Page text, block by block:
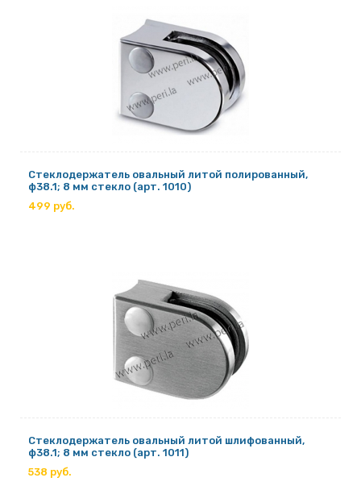
Стеклодержатель овальный литой полированный,
ф38.1; 8 мм стекло (арт. 1010)
499 руб.
Стеклодержатель овальный литой шлифованный,
ф38.1; 8 мм стекло (арт. 1011)
538 руб.